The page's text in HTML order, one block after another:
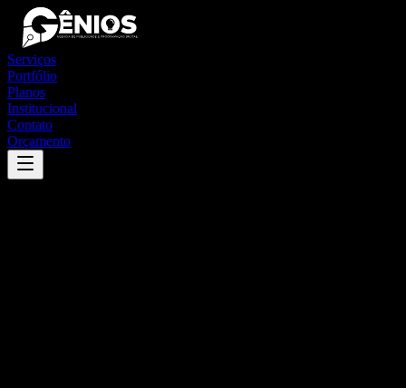
Serviços
Portfólio
Planos
Institucional
Contato
Orçamento